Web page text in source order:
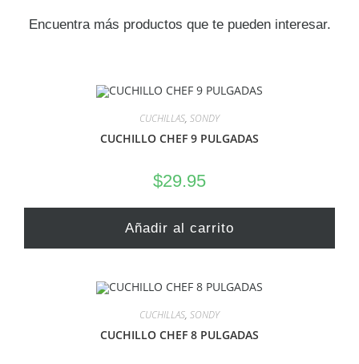
Encuentra más productos que te pueden interesar.
CUCHILLAS, SONDY
CUCHILLO CHEF 9 PULGADAS
$29.95
Añadir al carrito
CUCHILLAS, SONDY
CUCHILLO CHEF 8 PULGADAS